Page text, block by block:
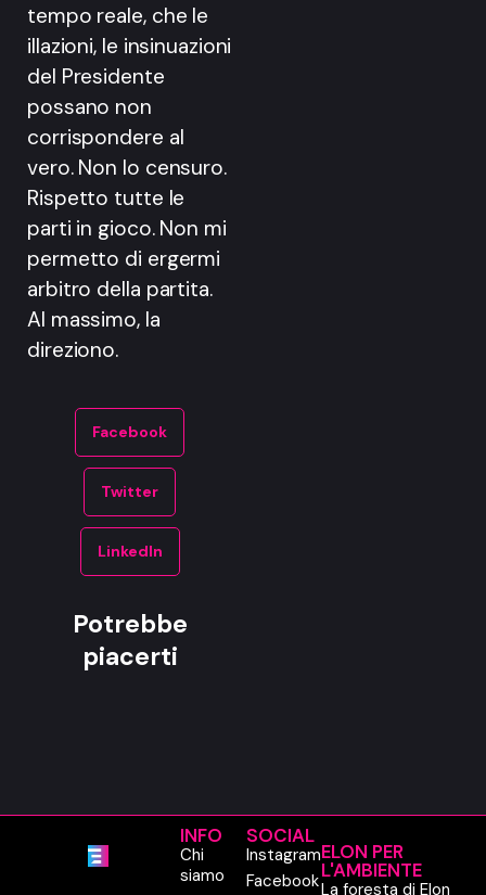
tempo reale, che le
illazioni, le insinuazioni
del Presidente
possano non
corrispondere al
vero. Non lo censuro.
Rispetto tutte le
parti in gioco. Non mi
permetto di ergermi
arbitro della partita.
Al massimo, la
direziono.
Facebook
Twitter
LinkedIn
Potrebbe
piacerti
INFO
Chi
siamo
SOCIAL
Instagram
Facebook
ELON PER
L'AMBIENTE
La foresta di Elon